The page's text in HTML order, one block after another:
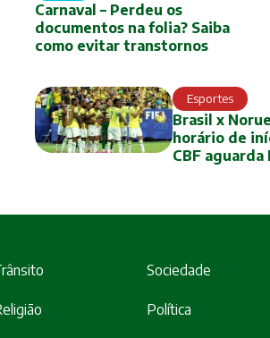
Carnaval – Perdeu os
documentos na folia? Saiba
como evitar transtornos
Esportes
Brasil x
horário de
CBF aguarda
Sociedade
Política